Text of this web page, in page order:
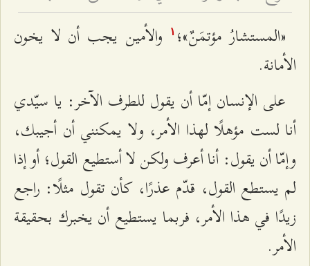
«المستشارُ مؤتمَنٌ»؛ ۱
والأمين يجب أن لا يخون
الأمانة.
على الإنسان إمّا أن يقول للطرف الآخر: يا سيّدي
أنا لست مؤهلًا لهذا الأمر، ولا يمكنني أن أجيبك،
وإمّا أن يقول: أنا أعرف ولكن لا أستطيع القول؛ أو إذا
لم يستطع القول، قدّم عذرًا، كأن تقول مثلًا: راجع
زيدًا في هذا الأمر، فربما يستطيع أن يخبرك بحقيقة
الأمر.